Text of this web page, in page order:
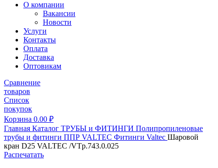
О компании
Вакансии
Новости
Услуги
Контакты
Оплата
Доставка
Оптовикам
Сравнение
товаров
Список
покупок
Корзина 0.00 ₽
Главная Каталог ТРУБЫ и ФИТИНГИ Полипропиленовые
трубы и фитинги ППР VALTEC Фитинги Valtec Шаровой
кран D25 VALTEC /VTp.743.0.025
Распечатать